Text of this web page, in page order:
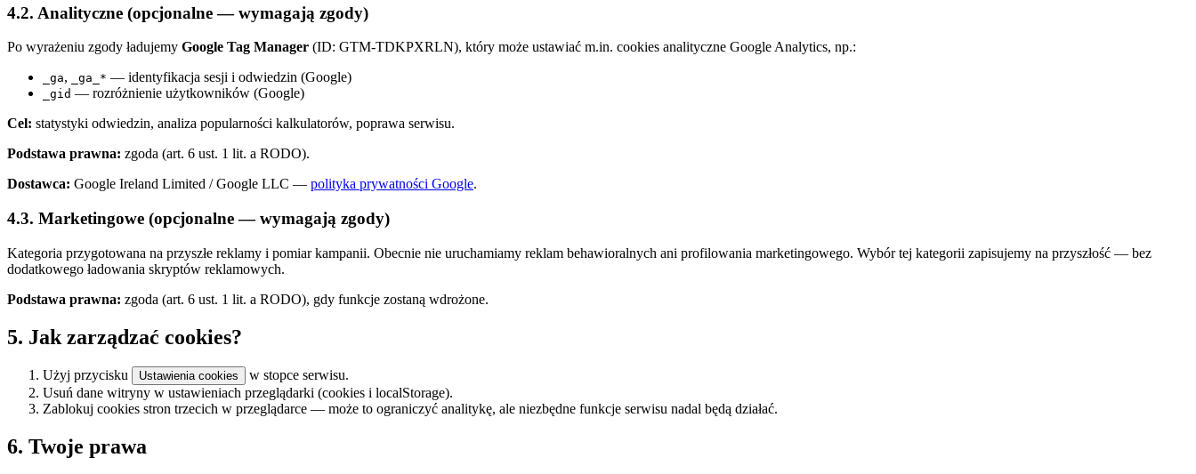
4.2. Analityczne (opcjonalne — wymagają zgody)
Po wyrażeniu zgody ładujemy Google Tag Manager (ID: GTM-TDKPXRLN), który może ustawiać m.in. cookies analityczne Google Analytics, np.:
_ga, _ga_* — identyfikacja sesji i odwiedzin (Google)
_gid — rozróżnienie użytkowników (Google)
Cel: statystyki odwiedzin, analiza popularności kalkulatorów, poprawa serwisu.
Podstawa prawna: zgoda (art. 6 ust. 1 lit. a RODO).
Dostawca: Google Ireland Limited / Google LLC — polityka prywatności Google.
4.3. Marketingowe (opcjonalne — wymagają zgody)
Kategoria przygotowana na przyszłe reklamy i pomiar kampanii. Obecnie nie uruchamiamy reklam behawioralnych ani profilowania marketingowego. Wybór tej kategorii zapisujemy na przyszłość — bez
dodatkowego ładowania skryptów reklamowych.
Podstawa prawna: zgoda (art. 6 ust. 1 lit. a RODO), gdy funkcje zostaną wdrożone.
5. Jak zarządzać cookies?
Użyj przycisku Ustawienia cookies
w stopce serwisu.
Usuń dane witryny w ustawieniach przeglądarki (cookies i localStorage).
Zablokuj cookies stron trzecich w przeglądarce — może to ograniczyć analitykę, ale niezbędne funkcje serwisu nadal będą działać.
6. Twoje prawa